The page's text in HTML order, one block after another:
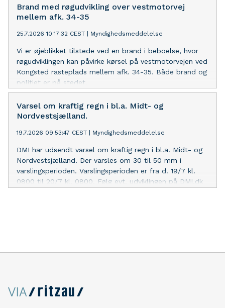
myndigheder med hjælp fra NSK. For yderligere om
dagens grundlovsforhør henvises der til
Brand med røgudvikling over vestmotorvej
mellem afk. 34-35
25.7.2026 10:17:32 CEST Myndighedsmeddelelse
Vi er øjeblikket tilstede ved en brand i beboelse, hvor
røgudviklingen kan påvirke kørsel på vestmotorvejen ved
Kongsted rasteplads mellem afk. 34-35. Både brand og
politiet er på stedet.
Varsel om kraftig regn i bl.a. Midt- og
Nordvestsjælland.
19.7.2026 09:53:47 CEST Myndighedsmeddelelse
DMI har udsendt varsel om kraftig regn i bl.a. Midt- og
Nordvestsjælland. Der varsles om 30 til 50 mm i
varslingsperioden. Varslingsperioden er fra d. 19/7 kl.
0800 til 20/7 kl. 0800. Følg evt. udviklingen på DMI.dk